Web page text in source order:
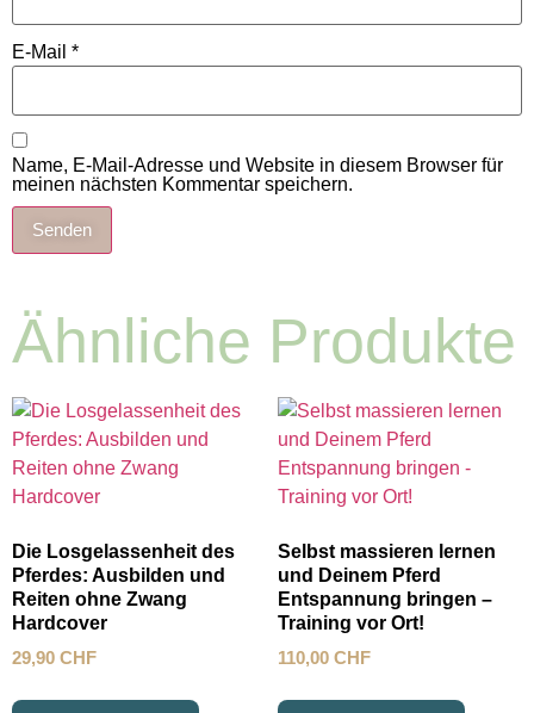
E-Mail *
Name, E-Mail-Adresse und Website in diesem Browser für
meinen nächsten Kommentar speichern.
Ähnliche Produkte
Die Losgelassenheit des
Pferdes: Ausbilden und
Reiten ohne Zwang
Hardcover
29,90 CHF
Selbst massieren lernen
und Deinem Pferd
Entspannung bringen –
Training vor Ort!
110,00 CHF